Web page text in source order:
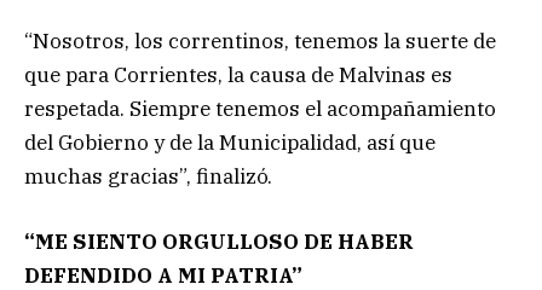
“Nosotros, los correntinos, tenemos la suerte de
que para Corrientes, la causa de Malvinas es
respetada. Siempre tenemos el acompañamiento
del Gobierno y de la Municipalidad, así que
muchas gracias”, finalizó.
“ME SIENTO ORGULLOSO DE HABER
DEFENDIDO A MI PATRIA”